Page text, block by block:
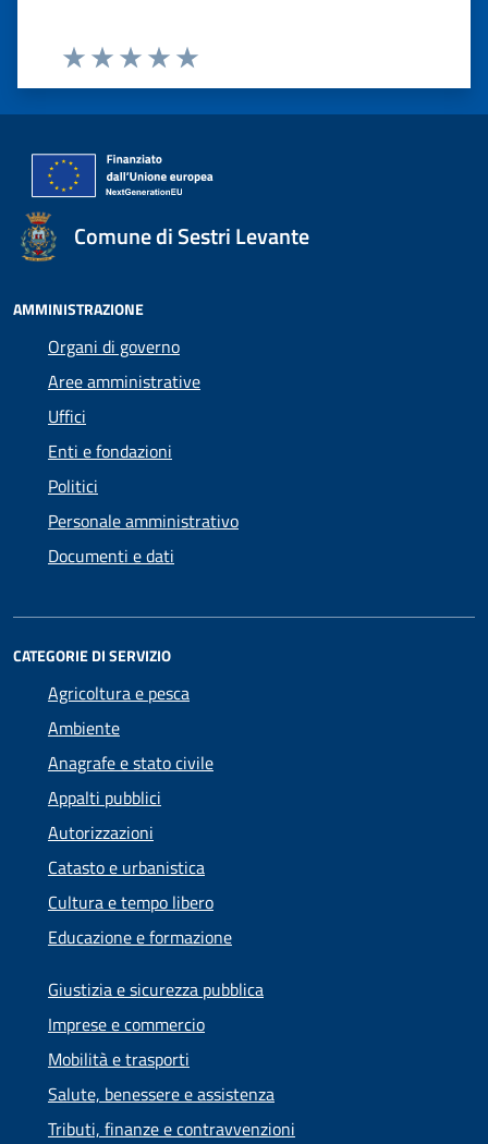
Valuta 5 stelle su 5
Valuta 4 stelle su 5
Valuta 3 stelle su 5
Valuta 2 stelle su 5
Valuta 1 stelle su 5
Comune di Sestri Levante
AMMINISTRAZIONE
Organi di governo
Aree amministrative
Uffici
Enti e fondazioni
Politici
Personale amministrativo
Documenti e dati
CATEGORIE DI SERVIZIO
Agricoltura e pesca
Ambiente
Anagrafe e stato civile
Appalti pubblici
Autorizzazioni
Catasto e urbanistica
Cultura e tempo libero
Educazione e formazione
Giustizia e sicurezza pubblica
Imprese e commercio
Mobilità e trasporti
Salute, benessere e assistenza
Tributi, finanze e contravvenzioni